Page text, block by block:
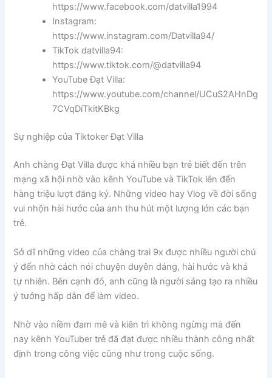
https://www.facebook.com/datvilla1994
Instagram:
https://www.instagram.com/Datvilla94/
TikTok datvilla94:
https://www.tiktok.com/@datvilla94
YouTube Đạt Villa:
https://www.youtube.com/channel/UCuS2AHnDg
7CVqDiTkitKBkg
Sự nghiệp của Tiktoker Đạt Villa
Anh chàng Đạt Villa được khá nhiều bạn trẻ biết đến trên
mạng xã hội nhờ vào kênh YouTube và TikTok lên đến
hàng triệu lượt đăng ký. Những video hay Vlog về đời sống
vui nhộn hài hước của anh thu hút một lượng lớn các bạn
trẻ.
Sở dĩ những video của chàng trai 9x được nhiều người chú
ý đến nhờ cách nói chuyện duyên dáng, hài hước và khá
tự nhiên. Bên cạnh đó, anh cũng là người sáng tạo ra nhiều
ý tưởng hấp dẫn để làm video.
Nhờ vào niềm đam mê và kiên trì không ngừng mà đến
nay kênh YouTuber trẻ đã đạt được nhiều thành công nhất
định trong công việc cũng như trong cuộc sống.